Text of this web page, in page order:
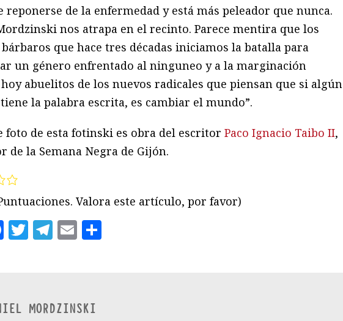
reponerse de la enfermedad y está más peleador que nunca.
nos atrapa en el recinto. Parece mentira que los
que hace tres décadas iniciamos la batalla para
un género enfrentado al ninguneo y a la marginación
hoy abuelitos de los nuevos radicales que piensan que si algún
la palabra escrita, es cambiar el mundo”.
foto de esta fotinski es obra del escritor Paco Ignacio Taibo II,
de la Semana Negra de Gijón.
Valora este artículo, por favor)
Facebook
Twitter
Telegram
Email
MORDZINSKI